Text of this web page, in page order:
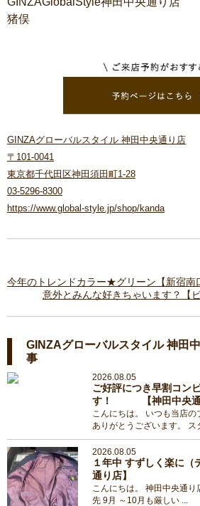
猪俣
GINZAグローバルスタイル 神田中央通り店
〒101-0041
東京都千代田区神田須田町1-28
03-5296-8300
https://www.global-style.jp/shop/kanda
今年のトレンドカラー★グリーン【新宿南
意外とみんな好きちゃいます？【
GINZAグローバルスタイル 神田
事
2026.08.05
ご好評につき早割コン
す！ 【神田中央通
こんにちは。 いつも当店
ありがとうございます。 ス
2026.08.05
１年中 すずしく楽に（
通り店】
こんにちは。 神田中央通
先 9月 ～10月も厳しい ...